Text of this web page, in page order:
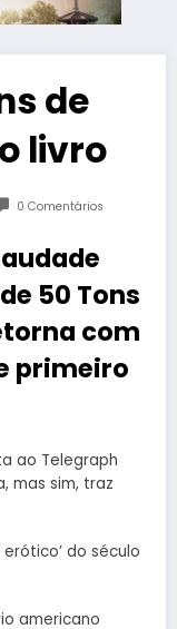
de
livro
0 Comentários
50 Tons
com
primeiro
ao Telegraph
mas sim, traz
do século
americano